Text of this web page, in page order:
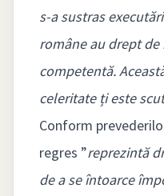
s-a sustras
române au drept
competentă.
celeritate ți este
Conform
regres ”reprezintă
de a se întoarce